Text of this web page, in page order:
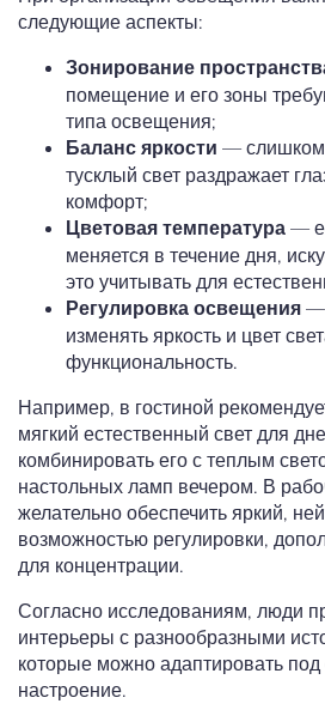
следующие аспекты:
Зонирование
помещение и его зоны
типа освещения;
Баланс яркости — слишком
тусклый свет раздражает
комфорт;
Цветовая температура —
меняется в течение дня,
это учитывать для
Регулировка освещения —
изменять яркость и цвет
функциональность.
Например, в гостиной
мягкий естественный свет для
комбинировать его с теплым
настольных ламп вечером. В
желательно обеспечить яркий,
возможностью регулировки,
для концентрации.
Согласно исследованиям, люди
интерьеры с разнообразными
которые можно адаптировать под
настроение.